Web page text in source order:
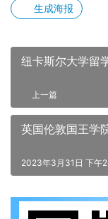
生成海报
纽卡斯尔大学留
上一篇
英国伦敦国王学
2023年3月31日 下午